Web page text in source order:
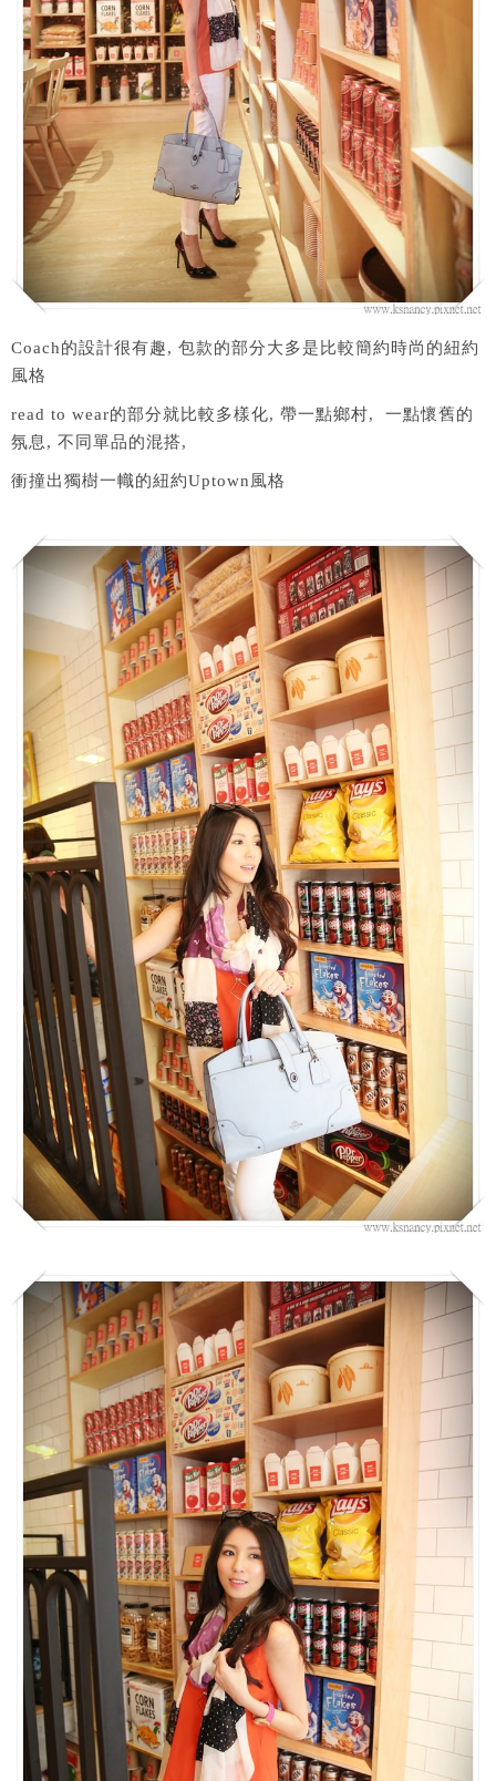
Coach的設計很有趣, 包款的部分大多是比較簡約時尚的紐約
風格
read to wear的部分就比較多樣化, 帶一點鄉村, 一點懷舊的
氛息, 不同單品的混搭,
衝撞出獨樹一幟的紐約Uptown風格